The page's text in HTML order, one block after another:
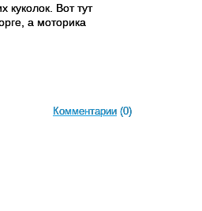
Вот тут
а моторика
Комментарии (0)